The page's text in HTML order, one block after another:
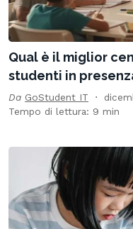
Qual è il miglior
studenti in
Da GoStudent IT
Tempo di lettura: 9 min